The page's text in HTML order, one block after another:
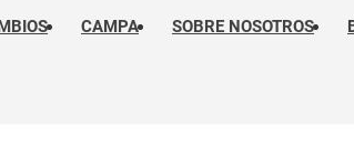
CAMPA SOBRE NOSOTROS